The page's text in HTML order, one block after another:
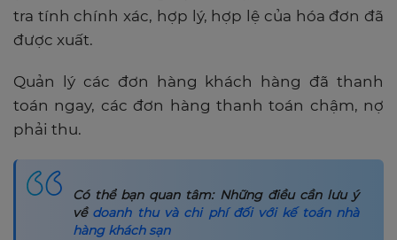
tra tính chính xác, hợp lý, hợp lệ của hóa đơn đã
được xuất.
Quản lý các đơn hàng khách hàng đã thanh
toán ngay, các đơn hàng thanh toán chậm, nợ
phải thu.
Có thể bạn quan tâm: Những điều cần lưu ý
về doanh thu và chi phí đối với kế toán nhà
hàng khách sạn